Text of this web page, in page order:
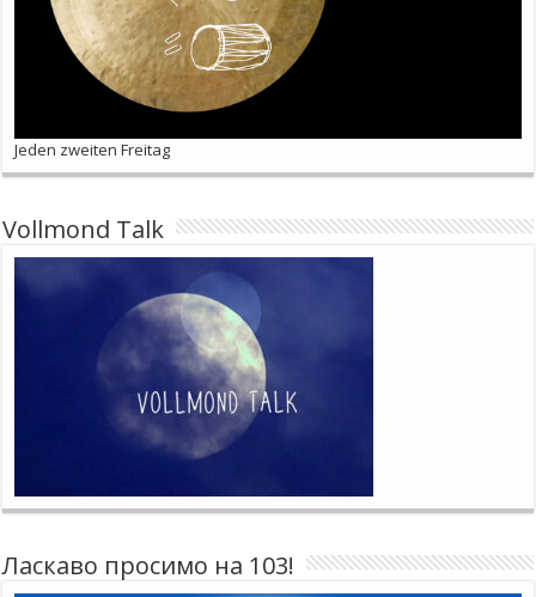
Jeden zweiten Freitag
Vollmond Talk
Ласкаво просимо на 103!